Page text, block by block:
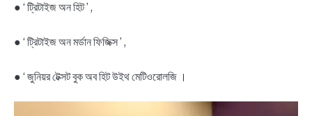
● ‘ ট্রিটাইজ অন হিট ’ ,
● ‘ ট্রিটাইজ অন মর্ডান ফিজিক্স ’ ,
● ‘ জুনিয়র টেক্সট বুক অব হিট উইথ মেটিওরােলজি ।